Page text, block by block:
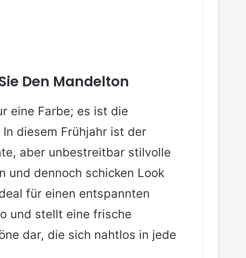
Den Mandelton
eine Farbe; es ist die
diesem Frühjahr ist der
aber unbestreitbar stilvolle
und dennoch schicken Look
für einen entspannten
und stellt eine frische
dar, die sich nahtlos in jede